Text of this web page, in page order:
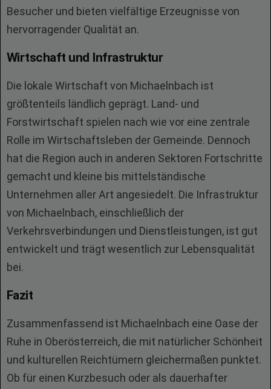
Besucher und bieten vielfältige Erzeugnisse von
hervorragender Qualität an.
Wirtschaft und Infrastruktur
Die lokale Wirtschaft von Michaelnbach ist
größtenteils ländlich geprägt. Land- und
Forstwirtschaft spielen nach wie vor eine zentrale
Rolle im Wirtschaftsleben der Gemeinde. Dennoch
hat die Region auch in anderen Sektoren Fortschritte
gemacht und kleine bis mittelständische
Unternehmen aller Art angesiedelt. Die Infrastruktur
von Michaelnbach, einschließlich der
Verkehrsverbindungen und Dienstleistungen, ist gut
entwickelt und trägt wesentlich zur Lebensqualität
bei.
Fazit
Zusammenfassend ist Michaelnbach eine Oase der
Ruhe in Oberösterreich, die mit natürlicher Schönheit
und kulturellen Reichtümern gleichermaßen punktet.
Ob für einen Kurzbesuch oder als dauerhafter